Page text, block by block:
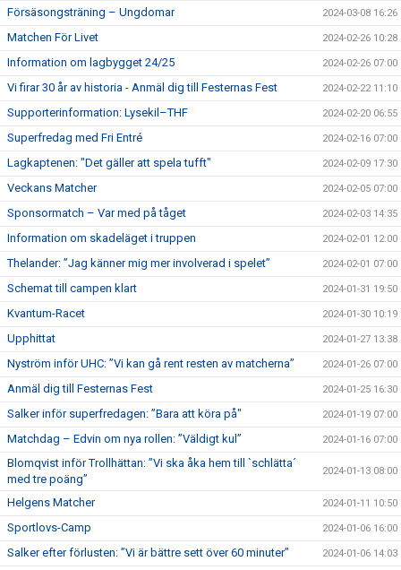
Försäsongsträning – Ungdomar 2024-03-08 16:26
Matchen För Livet 2024-02-26 10:28
Information om lagbygget 24/25 2024-02-26 07:00
Vi firar 30 år av historia - Anmäl dig till Festernas Fest 2024-02-22 11:10
Supporterinformation: Lysekil–THF 2024-02-20 06:55
Superfredag med Fri Entré 2024-02-16 07:00
Lagkaptenen: "Det gäller att spela tufft" 2024-02-09 17:30
Veckans Matcher 2024-02-05 07:00
Sponsormatch – Var med på tåget 2024-02-03 14:35
Information om skadeläget i truppen 2024-02-01 12:00
Thelander: ”Jag känner mig mer involverad i spelet” 2024-02-01 07:00
Schemat till campen klart 2024-01-31 19:50
Kvantum-Racet 2024-01-30 10:19
Upphittat 2024-01-27 13:38
Nyström inför UHC: ”Vi kan gå rent resten av matcherna” 2024-01-26 07:00
Anmäl dig till Festernas Fest 2024-01-25 16:30
Salker inför superfredagen: ”Bara att köra på" 2024-01-19 07:00
Matchdag – Edvin om nya rollen: ”Väldigt kul” 2024-01-16 07:00
Blomqvist inför Trollhättan: ”Vi ska åka hem till `schlätta´
med tre poäng”
2024-01-13 08:00
Helgens Matcher 2024-01-11 10:50
Sportlovs-Camp 2024-01-06 16:00
Salker efter förlusten: ”Vi är bättre sett över 60 minuter” 2024-01-06 14:03